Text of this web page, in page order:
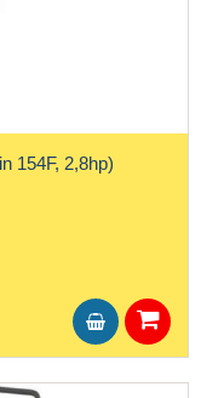
154F, 2,8hp)